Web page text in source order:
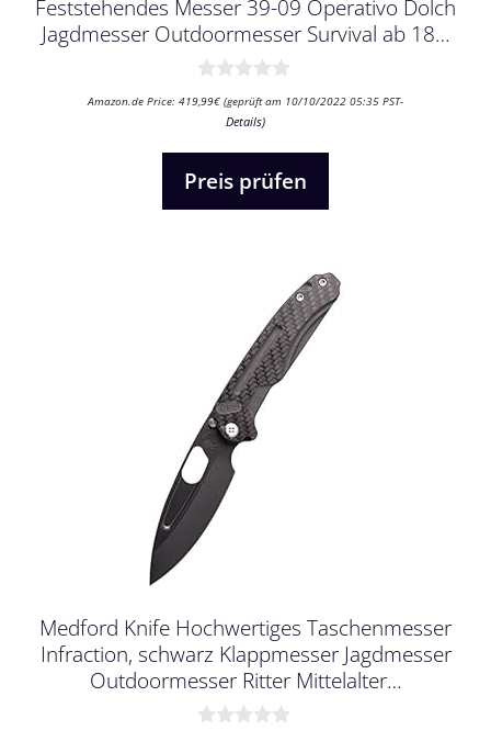
Feststehendes Messer 39-09 Operativo Dolch
Jagdmesser Outdoormesser Survival ab 18…
v
Amazon.de Price: 419,99€ (geprüft am 10/10/2022 05:35 PST-
Details)
Preis prüfen
Medford Knife Hochwertiges Taschenmesser
Infraction, schwarz Klappmesser Jagdmesser
Outdoormesser Ritter Mittelalter…